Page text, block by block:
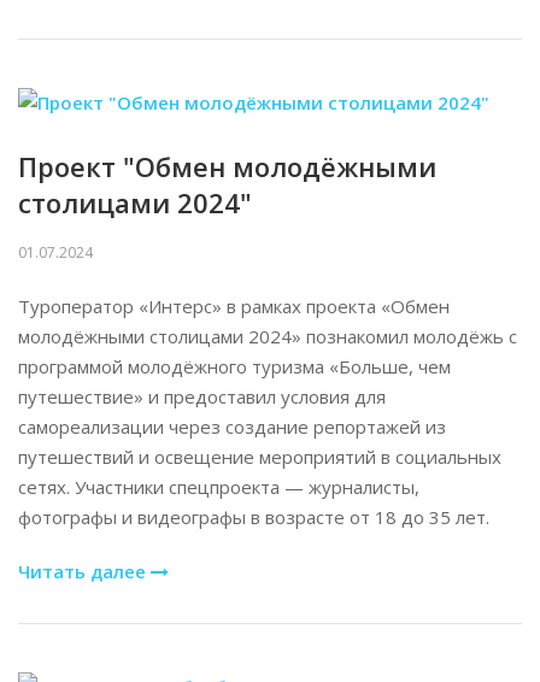
Проект "Обмен молодёжными
столицами 2024"
01.07.2024
Туроператор «Интерс» в рамках проекта «Обмен
молодёжными столицами 2024» познакомил молодёжь с
программой молодёжного туризма «Больше, чем
путешествие» и предоставил условия для
самореализации через создание репортажей из
путешествий и освещение мероприятий в социальных
сетях. Участники спецпроекта — журналисты,
фотографы и видеографы в возрасте от 18 до 35 лет.
Читать далее